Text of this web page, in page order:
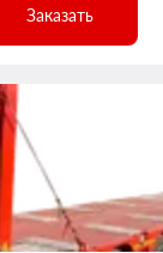
Заказать